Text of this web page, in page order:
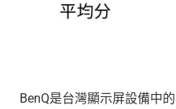
BenQ是台灣顯示屏設備中